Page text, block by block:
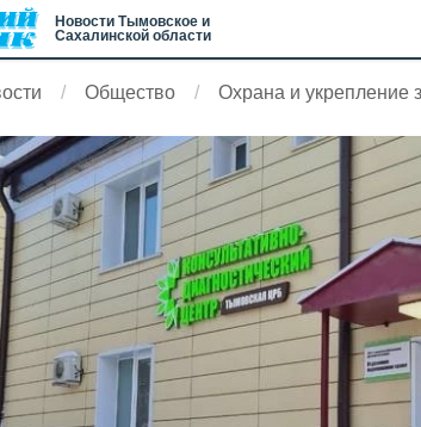
Новости Тымовское и
Сахалинской области
Общество Охрана и укрепление